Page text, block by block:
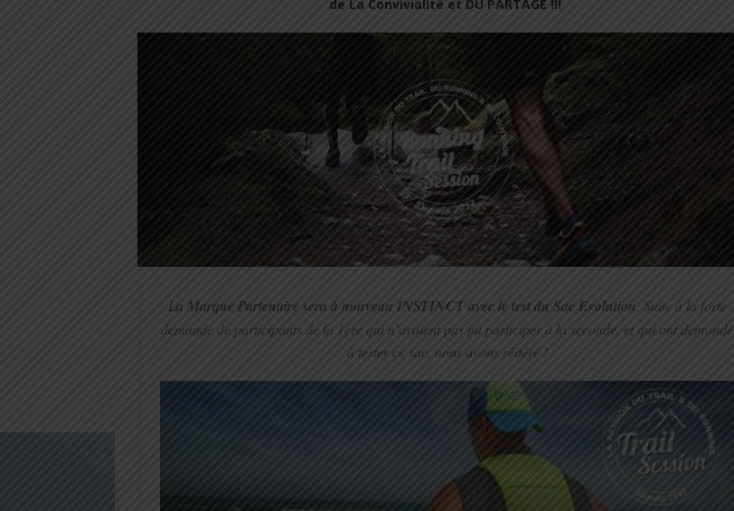
de La Convivialité et DU PARTAGE !!!
La Marque Partenaire sera à nouveau INSTINCT avec le test du Sac Evolution . Suite à la forte
demande de participants de la 1ère qui n’avaient pas pu participer à la seconde, et qui ont demandé
à tester ce sac, nous avons réitéré !